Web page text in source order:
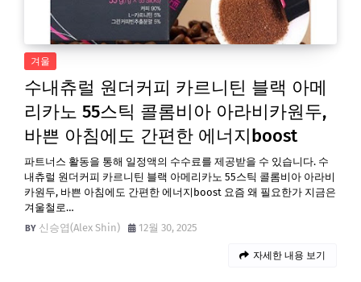
겨울
수내츄럴 원더커피 카르니틴 블랙 아메
리카노 55스틱 콜롬비아 아라비카원두,
바쁜 아침에도 간편한 에너지boost
파트너스 활동을 통해 일정액의 수수료를 제공받을 수 있습니다. 수
내츄럴 원더커피 카르니틴 블랙 아메리카노 55스틱 콜롬비아 아라비
카원두, 바쁜 아침에도 간편한 에너지boost 요즘 왜 필요한가 지금은
겨울철로…
신승엽(Alex Shin)
12월 30, 2025
자세한 내용 보기